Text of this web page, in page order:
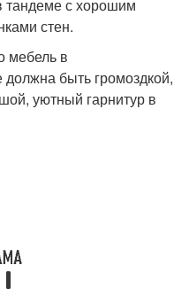
тандеме с хорошим
стен.
мебель в
быть громоздкой,
уютный гарнитур в